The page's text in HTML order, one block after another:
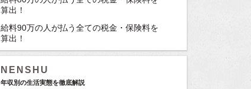
算出！
給料90万の人が払う全ての税金・保険料を
算出！
NENSHU
年収別の生活実態を徹底解説